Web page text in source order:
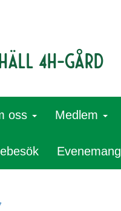
4H-gård
oss Medlem
Evenemang